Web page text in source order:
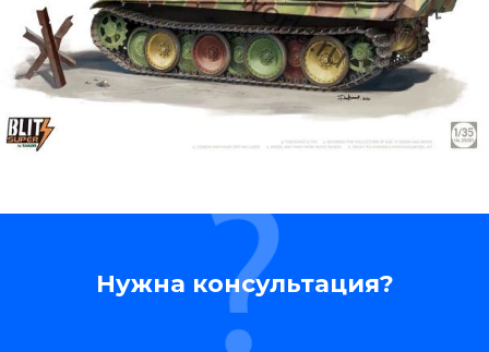
Нужна консультация?